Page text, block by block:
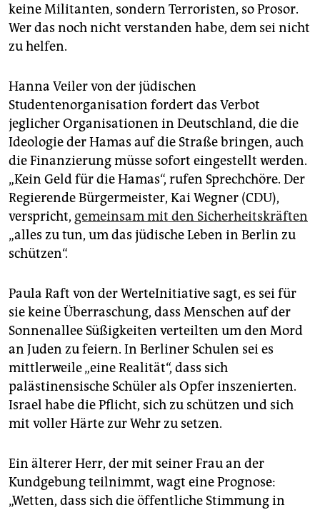
keine Militanten, sondern Terroristen, so Prosor.
Wer das noch nicht verstanden habe, dem sei nicht
zu helfen.
Hanna Veiler von der jüdischen
Studentenorganisation fordert das Verbot
jeglicher Organisationen in Deutschland, die die
Ideologie der Hamas auf die Straße bringen, auch
die Finanzierung müsse sofort eingestellt werden.
„Kein Geld für die Hamas“, rufen Sprechchöre. Der
Regierende Bürgermeister, Kai Wegner (CDU),
verspricht, gemeinsam mit den Sicherheitskräften
„alles zu tun, um das jüdische Leben in Berlin zu
schützen“.
Paula Raft von der WerteInitiative sagt, es sei für
sie keine Überraschung, dass Menschen auf der
Sonnenallee Süßigkeiten verteilten um den Mord
an Juden zu feiern. In Berliner Schulen sei es
mittlerweile „eine Realität“, dass sich
palästinensische Schüler als Opfer inszenierten.
Israel habe die Pflicht, sich zu schützen und sich
mit voller Härte zur Wehr zu setzen.
Ein älterer Herr, der mit seiner Frau an der
Kundgebung teilnimmt, wagt eine Prognose:
„Wetten, dass sich die öffentliche Stimmung in